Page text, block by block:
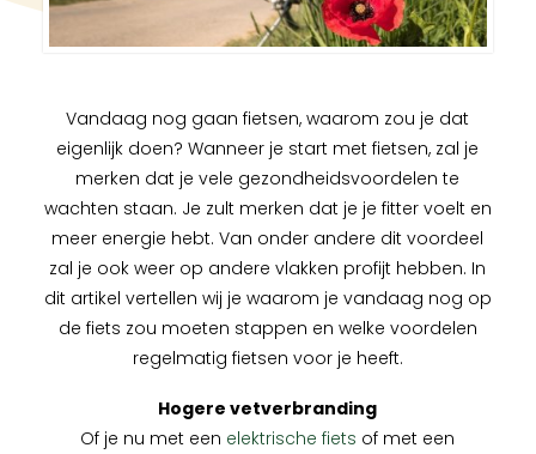
Vandaag nog gaan fietsen, waarom zou je dat
eigenlijk doen? Wanneer je start met fietsen, zal je
merken dat je vele gezondheidsvoordelen te
wachten staan. Je zult merken dat je je fitter voelt en
meer energie hebt. Van onder andere dit voordeel
zal je ook weer op andere vlakken profijt hebben. In
dit artikel vertellen wij je waarom je vandaag nog op
de fiets zou moeten stappen en welke voordelen
regelmatig fietsen voor je heeft.
Hogere vetverbranding
Of je nu met een elektrische fiets of met een